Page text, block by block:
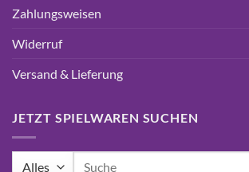
Zahlungsweisen
Widerruf
Versand & Lieferung
JETZT SPIELWAREN SUCHEN